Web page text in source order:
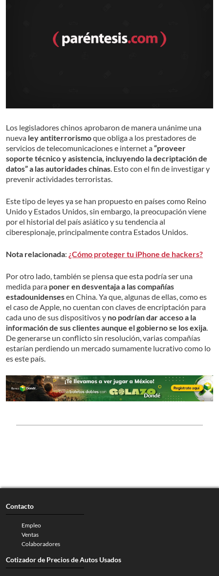
Los legisladores chinos aprobaron de manera unánime una
nueva ley antiterrorismoque obliga a los prestadores de
servicios de telecomunicaciones e internet a“proveer
soporte técnico y asistencia, incluyendo la decriptación de
datos” a las autoridades chinas. Esto con el fin de investigar y
prevenir actividades terroristas.
Este tipo de leyes ya se han propuesto en países como Reino
Unido y Estados Unidos, sin embargo, la preocupación viene
por el historial del país asiático y su tendencia al
ciberespionaje, principalmente contra Estados Unidos.
Nota relacionada: ¿Cómo proteger tu iPhone de hackers?
Por otro lado, también se piensa que esta podría ser una
medida para poner en desventaja a las compañías
estadounidensesen China. Ya que, algunas de ellas, como es
el caso de Apple, no cuentan con claves de encriptación para
cada uno de sus dispositivos y no podrían dar acceso a la
información de sus clientes aunque el gobierno se los exija.
De generarse un conflicto sin resolución, varias compañías
estarían perdiendo un mercado sumamente lucrativo como lo
es este país.
Contacto
Empleo
Ventas
Colaboradores
Cotizador de Precios de Autos Usados